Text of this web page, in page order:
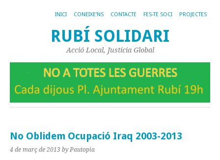
INICI CONEIXE’NS CONTACTE FES-TE SOCI PROJECTES
RUBÍ SOLIDARI
Acció Local, Justícia Global
No Oblidem Ocupació Iraq 2003-2013
4 de març de 2013 by Pautopia